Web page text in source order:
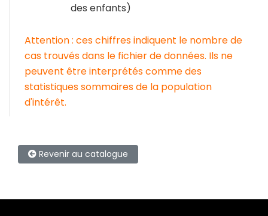
des enfants)
Attention : ces chiffres indiquent le nombre de
cas trouvés dans le fichier de données. Ils ne
peuvent être interprétés comme des
statistiques sommaires de la population
d'intérêt.
Revenir au catalogue